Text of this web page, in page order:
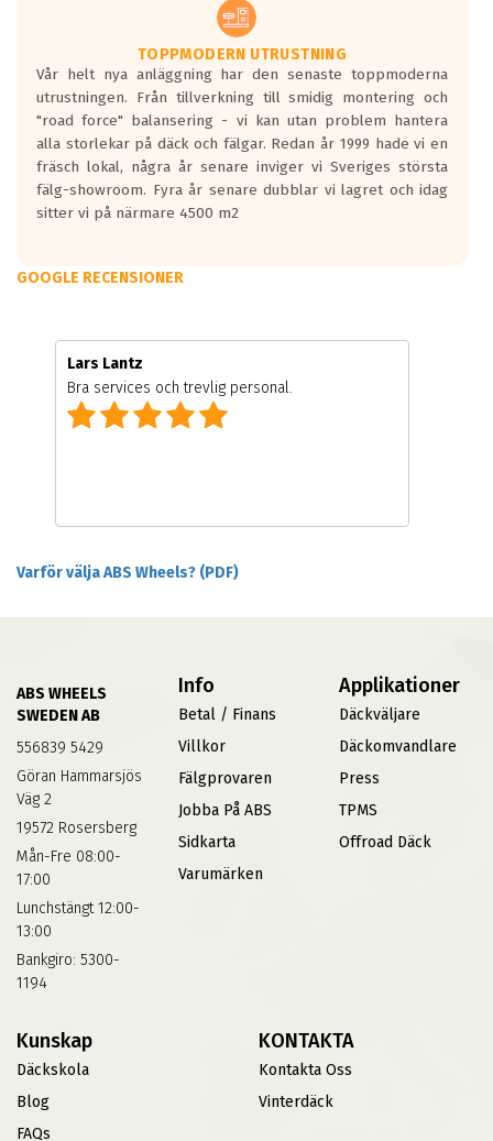
TOPPMODERN UTRUSTNING
Vår helt nya anläggning har den senaste toppmoderna
utrustningen. Från tillverkning till smidig montering och
"road force" balansering - vi kan utan problem hantera
alla storlekar på däck och fälgar. Redan år 1999 hade vi en
fräsch lokal, några år senare inviger vi Sveriges största
fälg-showroom. Fyra år senare dubblar vi lagret och idag
sitter vi på närmare 4500 m2
GOOGLE RECENSIONER
Lars Lantz
Bra services och trevlig personal.
Varför välja ABS Wheels? (PDF)
ABS WHEELS
SWEDEN AB
556839 5429
Göran Hammarsjös
Väg 2
19572 Rosersberg
Mån-Fre 08:00-
17:00
Lunchstängt 12:00-
13:00
Bankgiro: 5300-
1194
Info
Betal / Finans
Villkor
Fälgprovaren
Jobba På ABS
Sidkarta
Varumärken
Applikationer
Däckväljare
Däckomvandlare
Press
TPMS
Offroad Däck
Kunskap
Däckskola
Blog
FAQs
KONTAKTA
Kontakta Oss
Vinterdäck